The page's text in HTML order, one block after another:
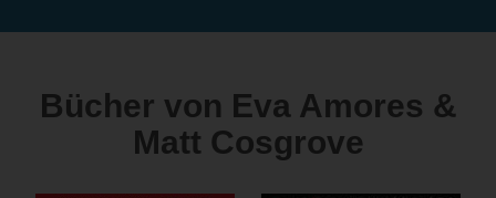
Bücher von Eva Amores &
Matt Cosgrove